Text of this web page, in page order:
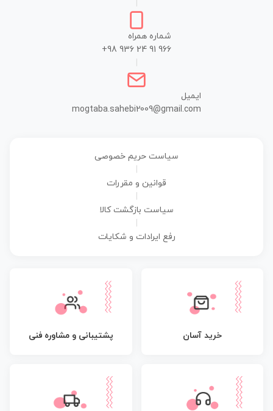
شماره همراه
+98 936 24 91 966
ایمیل
mogtaba.sahebi2009@gmail.com
سیاست حریم خصوصی
قوانین و مقررات
سیاست بازگشت کالا
رفع ایرادات و شکایات
خرید آسان پشتیبانی و مشاوره فنی